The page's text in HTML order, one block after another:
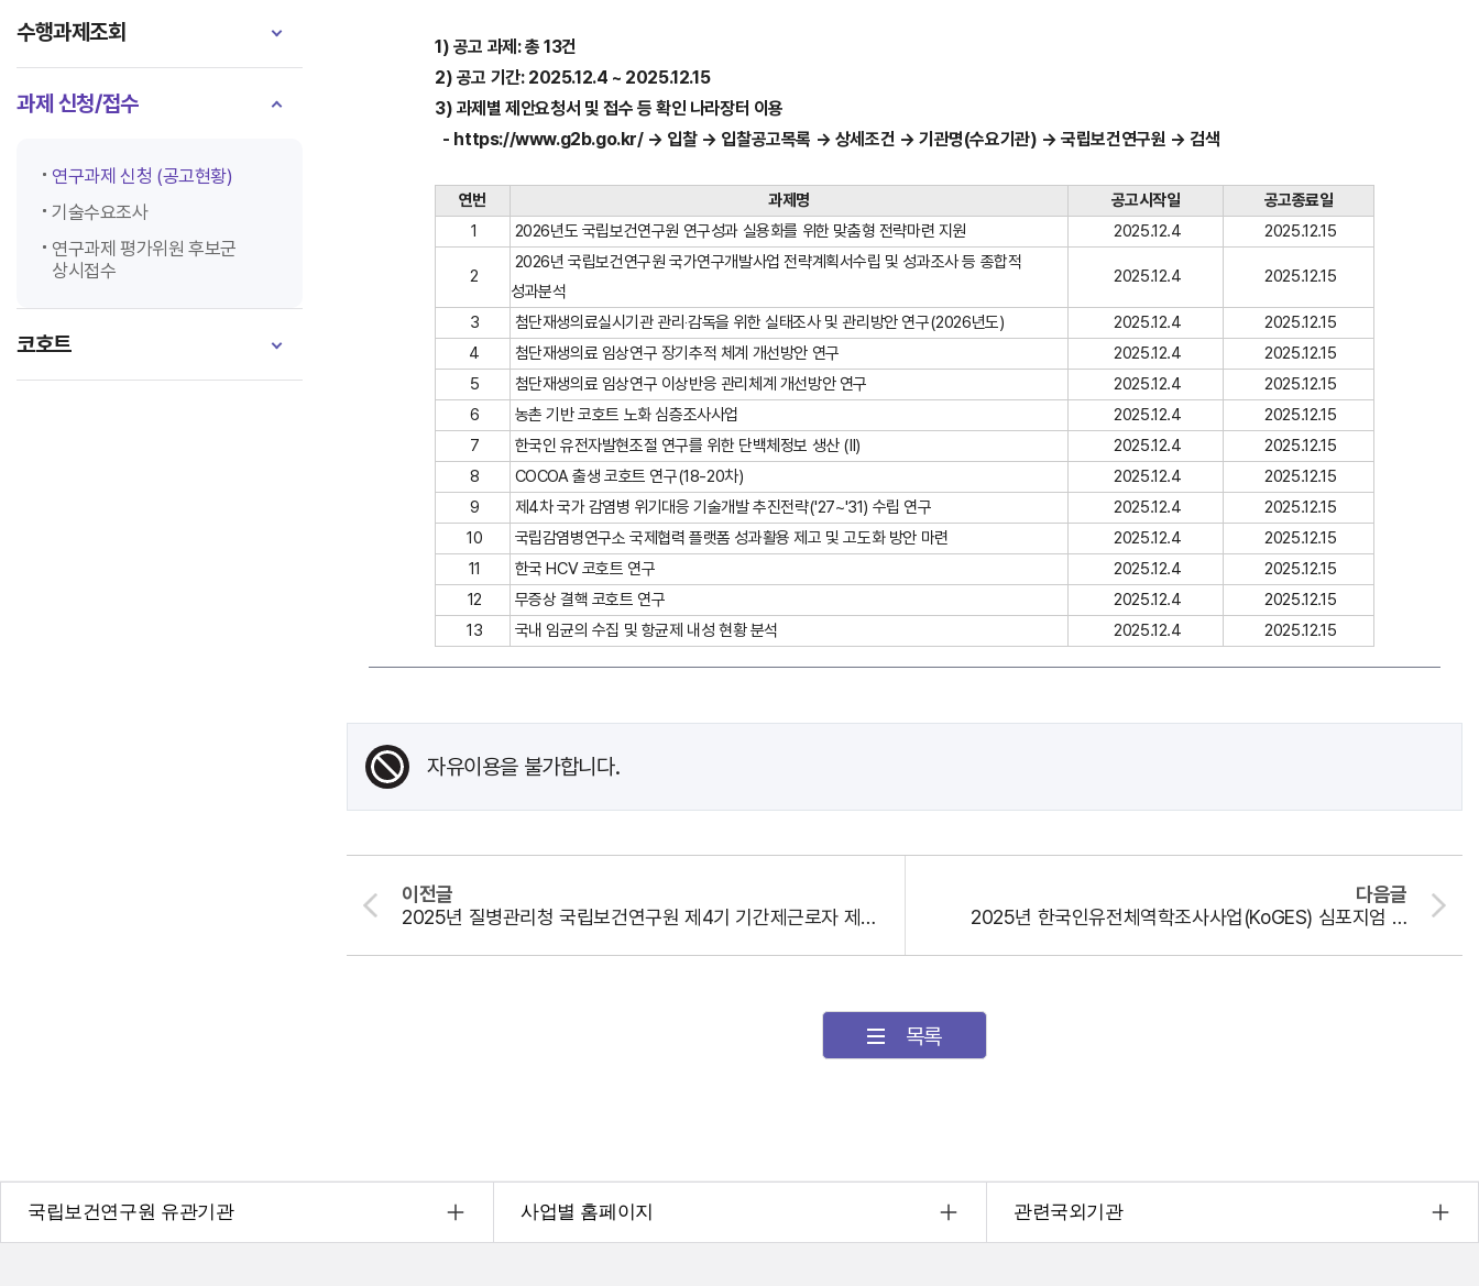
수행과제조회
과제 신청/접수
연구과제 신청 (공고현황)
기술수요조사
연구과제 평가위원 후보군
상시접수
코호트
1) 공고 과제: 총 13건
2) 공고 기간: 2025.12.4 ~ 2025.12.15
3) 과제별 제안요청서 및 접수 등 확인 나라장터 이용
- https://www.g2b.go.kr/ → 입찰 → 입찰공고목록 → 상세조건 → 기관명(수요기관) → 국립보건연구원 → 검색
연번 과제명 공고시작일
공고종료일
1
2026년도 국립보건연구원 연구성과 실용화를 위한 맞춤형 전략마련 지원 2025.12.4 2025.12.15
2
2026년 국립보건연구원 국가연구개발사업 전략계획서수립 및 성과조사 등 종합적
성과분석
2025.12.4 2025.12.15
3 첨단재생의료실시기관 관리‧감독을 위한 실태조사 및 관리방안 연구(2026년도) 2025.12.4
2025.12.15
4
첨단재생의료 임상연구 장기추적 체계 개선방안 연구 2025.12.4
2025.12.15
5
첨단재생의료 임상연구 이상반응 관리체계 개선방안 연구 2025.12.4
2025.12.15
6
농촌 기반 코호트 노화 심층조사사업 2025.12.4
2025.12.15
7
한국인 유전자발현조절 연구를 위한 단백체정보 생산 (II) 2025.12.4
2025.12.15
8
COCOA 출생 코호트 연구(18-20차) 2025.12.4
2025.12.15
9
제4차 국가 감염병 위기대응 기술개발 추진전략('27~'31) 수립 연구 2025.12.4
2025.12.15
10
국립감염병연구소 국제협력 플랫폼 성과활용 제고 및 고도화 방안 마련 2025.12.4
2025.12.15
11
한국 HCV 코호트 연구 2025.12.4
2025.12.15
12
무증상 결핵 코호트 연구 2025.12.4
2025.12.15
13
국내 임균의 수집 및 항균제 내성 현황 분석 2025.12.4 2025.12.15
자유이용을 불가합니다.
이전글
2025년 질병관리청 국립보건연구원 제4기 기간제근로자 제3차 채용 공고
다음글
2025년 한국인유전체역학조사사업(KoGES) 심포지엄 개최 안내 (12. 16.)
목록
국립보건연구원 유관기관 사업별 홈페이지 관련국외기관